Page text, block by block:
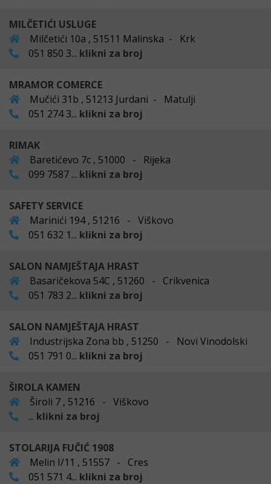
MILČETIĆI USLUGE
Milčetići 10a , 51511 Malinska - Krk
051 850 3... klikni za broj
MRAMOR COMERCE
Mučići 31b , 51213 Jurdani - Matulji
051 274 3... klikni za broj
RIMAK
Baretićevo 7c , 51000 - Rijeka
099 7587 ... klikni za broj
SAFETY SERVICE
Marinići 194 , 51216 - Viškovo
051 632 1... klikni za broj
SALON NAMJEŠTAJA HRAST
Basaričekova 54C , 51260 - Crikvenica
051 783 2... klikni za broj
SALON NAMJEŠTAJA HRAST
Industrijska Zona bb , 51250 - Novi Vinodolski
051 791 0... klikni za broj
ŠIROLA KAMEN
Široli 7 , 51216 - Viškovo
... klikni za broj
STOLARIJA FUČIĆ 1908
Melin I/11 , 51557 - Cres
051 571 4... klikni za broj